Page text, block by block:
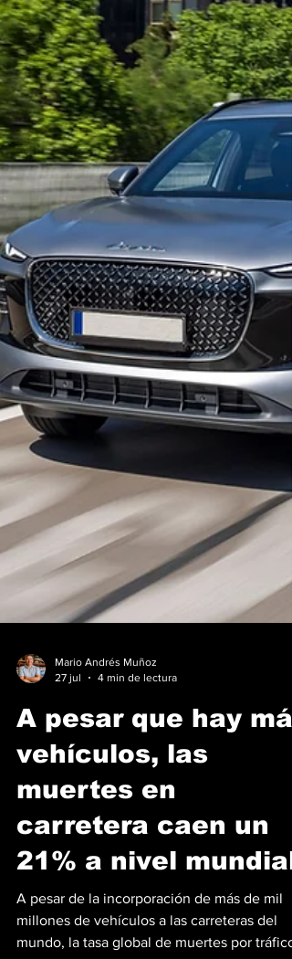
Mario Andrés Muñoz
27 jul
4 min de lectura
A pesar que hay
vehículos, las
muertes en
carretera caen un
21% a nivel mundial